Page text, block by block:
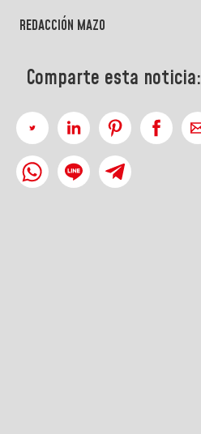
REDACCIÓN MAZO
Comparte esta noticia: